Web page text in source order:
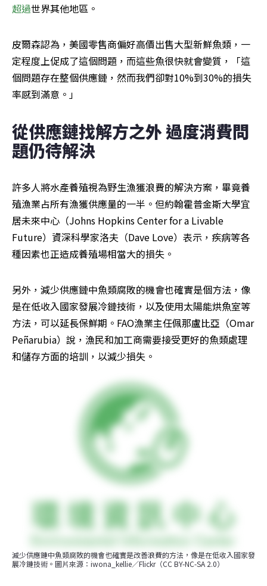
超過世界其他地區。
皮爾森認為，美國零售商偏好高價出售大型新鮮魚類，一
定程度上促成了這個問題，而這些魚很快就會變質，「這
個問題存在整個供應鏈，然而我們卻對10%到30%的損失
率感到滿意。」
從供應鏈找解方之外 過度消費問
題仍待解決
許多人將水產養殖視為野生漁獲浪費的解決方案，畢竟養
殖漁業占所有漁獲供應量的一半。但約翰霍普金斯大學宜
居未來中心（Johns Hopkins Center for a Livable
Future）資深科學家洛夫（Dave Love）表示，疾病等各
種因素也正造成養殖場相當大的損失。
另外，減少供應鏈中魚類腐敗的機會也確實是個方法，像
是在低收入國家發展冷鏈技術，以及使用太陽能烘魚室等
方法，可以延長保鮮期。FAO漁業主任佩那盧比亞（Omar
Peñarubia）說，漁民和加工商需要接受更好的魚類處理
和儲存方面的培訓，以減少損失。
減少供應鏈中魚類腐敗的機會也確實是改善浪費的方法，像是在低收入國家發
展冷鏈技術。圖片來源：iwona_kellie／Flickr（CC BY-NC-SA 2.0）